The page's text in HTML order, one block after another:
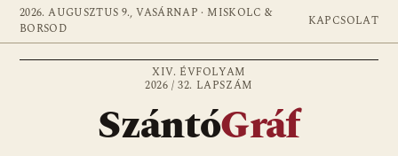
2026. AUGUSZTUS 9., VASÁRNAP · MISKOLC &
BORSOD
KAPCSOLAT
XIV. ÉVFOLYAM
2026 / 32. LAPSZÁM
SzántóGráf